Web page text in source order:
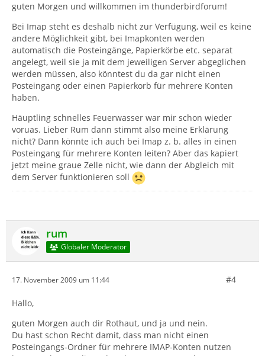
guten Morgen und willkommen im thunderbirdforum!
Bei Imap steht es deshalb nicht zur Verfügung, weil es keine
andere Möglichkeit gibt, bei Imapkonten werden
automatisch die Posteingänge, Papierkörbe etc. separat
angelegt, weil sie ja mit dem jeweiligen Server abgeglichen
werden müssen, also könntest du da gar nicht einen
Posteingang oder einen Papierkorb für mehrere Konten
haben.
Häuptling schnelles Feuerwasser war mir schon wieder
voruas. Lieber Rum dann stimmt also meine Erklärung
nicht? Dann könnte ich auch bei Imap z. b. alles in einen
Posteingang für mehrere Konten leiten? Aber das kapiert
jetzt meine graue Zelle nicht, wie dann der Abgleich mit
dem Server funktionieren soll
rum
Globaler Moderator
17. November 2009 um 11:44 #4
Hallo,
guten Morgen auch dir Rothaut, und ja und nein.
Du hast schon Recht damit, dass man nicht einen
Posteingangs-Ordner für mehrere IMAP-Konten nutzen